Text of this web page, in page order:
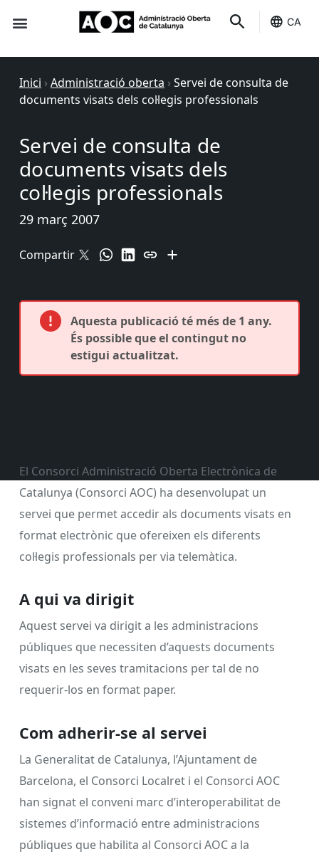
CA
Inici › Administració oberta › Servei de consulta de
documents visats dels col·legis professionals
Servei de consulta de
documents visats dels
col·legis professionals
29 març 2007
Compartir
Aquesta publicació té més de 1 any.
És possible que el contingut no
estigui actualitzat.
El Consorci Administració Oberta Electrònica de
Catalunya (Consorci AOC) ha desenvolupat un
servei que permet accedir als documents visats en
format electrònic que ofereixen els diferents
col·legis professionals per via telemàtica.
A qui va dirigit
Aquest servei va dirigit a les administracions
públiques que necessiten d’aquests documents
visats en les seves tramitacions per tal de no
requerir-los en format paper.
Com adherir-se al servei
La Generalitat de Catalunya, l’Ajuntament de
Barcelona, el Consorci Localret i el Consorci AOC
han signat el conveni marc d’interoperabilitat de
sistemes d’informació entre administracions
públiques que habilita al Consorci AOC a la